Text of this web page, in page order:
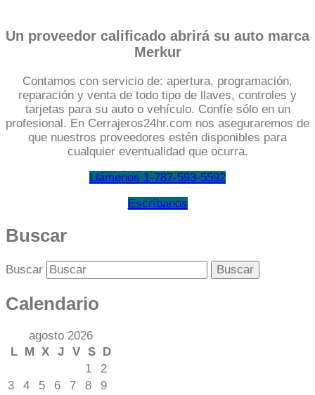
Un proveedor calificado abrirá su auto marca
Merkur
Contamos con servicio de: apertura, programación,
reparación y venta de todo tipo de llaves, controles y
tarjetas para su auto o vehículo. Confíe sólo en un
profesional. En Cerrajeros24hr.com nos aseguraremos de
que nuestros proveedores estén disponibles para
cualquier eventualidad que ocurra.
Llámenos 1-787-593-5592
Escríbanos
Buscar
Buscar
Calendario
agosto 2026
L
M X J V S
D
1
2
3
4 5 6 7 8
9